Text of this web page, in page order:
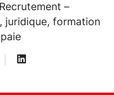
–
juridique, formation